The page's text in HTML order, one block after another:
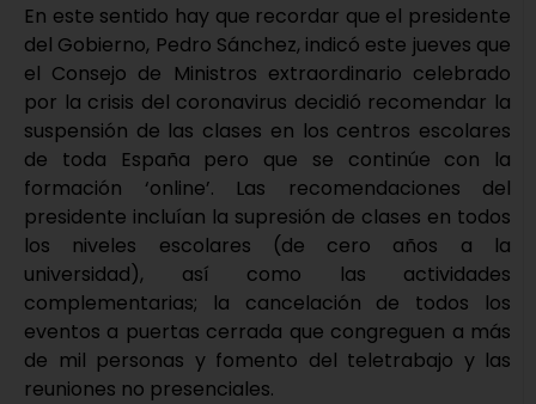
En este sentido hay que recordar que el presidente
del Gobierno, Pedro Sánchez, indicó este jueves que
el Consejo de Ministros extraordinario celebrado
por la crisis del coronavirus decidió recomendar la
suspensión de las clases en los centros escolares
de toda España pero que se continúe con la
formación ‘online’. Las recomendaciones del
presidente incluían la supresión de clases en todos
los niveles escolares (de cero años a la
universidad), así como las actividades
complementarias; la cancelación de todos los
eventos a puertas cerrada que congreguen a más
de mil personas y fomento del teletrabajo y las
reuniones no presenciales.